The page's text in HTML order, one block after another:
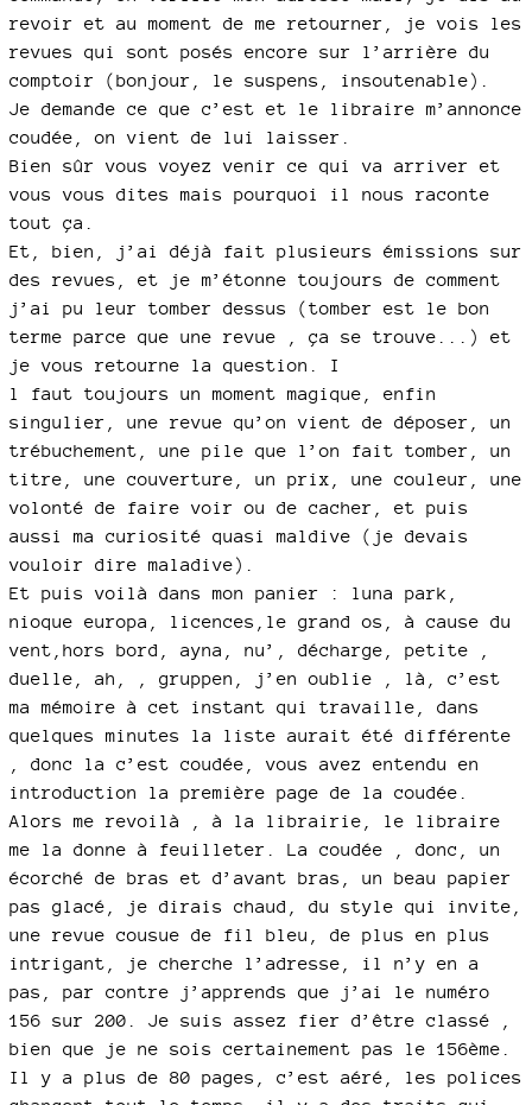
revoir et au moment de me retourner, je vois les
revues qui sont posés encore sur l’arrière du
comptoir (bonjour, le suspens, insoutenable).
Je demande ce que c’est et le libraire m’annonce
coudée, on vient de lui laisser.
Bien sûr vous voyez venir ce qui va arriver et
vous vous dites mais pourquoi il nous raconte
tout ça.
Et, bien, j’ai déjà fait plusieurs émissions sur
des revues, et je m’étonne toujours de comment
j’ai pu leur tomber dessus (tomber est le bon
terme parce que une revue , ça se trouve...) et
je vous retourne la question. I
l faut toujours un moment magique, enfin
singulier, une revue qu’on vient de déposer, un
trébuchement, une pile que l’on fait tomber, un
titre, une couverture, un prix, une couleur, une
volonté de faire voir ou de cacher, et puis
aussi ma curiosité quasi maldive (je devais
vouloir dire maladive).
Et puis voilà dans mon panier : luna park,
nioque europa, licences,le grand os, à cause du
vent,hors bord, ayna, nu’, décharge, petite ,
duelle, ah, , gruppen, j’en oublie , là, c’est
ma mémoire à cet instant qui travaille, dans
quelques minutes la liste aurait été différente
, donc la c’est coudée, vous avez entendu en
introduction la première page de la coudée.
Alors me revoilà , à la librairie, le libraire
me la donne à feuilleter. La coudée , donc, un
écorché de bras et d’avant bras, un beau papier
pas glacé, je dirais chaud, du style qui invite,
une revue cousue de fil bleu, de plus en plus
intrigant, je cherche l’adresse, il n’y en a
pas, par contre j’apprends que j’ai le numéro
156 sur 200. Je suis assez fier d’être classé ,
bien que je ne sois certainement pas le 156ème.
Il y a plus de 80 pages, c’est aéré, les polices